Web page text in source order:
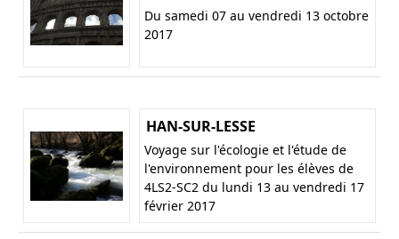
Du samedi 07 au vendredi 13 octobre
2017
HAN-SUR-LESSE
Voyage sur l'écologie et l'étude de
l'environnement pour les élèves de
4LS2-SC2 du lundi 13 au vendredi 17
février 2017